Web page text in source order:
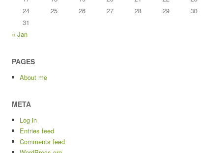
24
25 26 27 28 29
30
31
« Jan
PAGES
About me
META
Log in
Entries feed
Comments feed